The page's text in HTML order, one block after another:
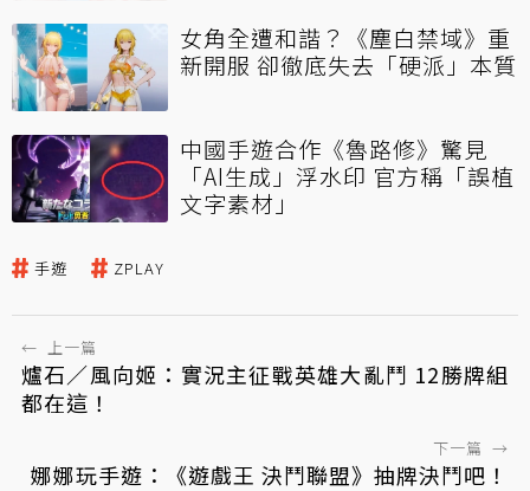
女角全遭和諧？《塵白禁域》重
新開服 卻徹底失去「硬派」本質
中國手遊合作《魯路修》驚見
「AI生成」浮水印 官方稱「誤植
文字素材」
手遊 ZPLAY
← 上一篇
爐石／風向姬：實況主征戰英雄大亂鬥 12勝牌組
都在這！
下一篇 →
娜娜玩手遊：《遊戲王 決鬥聯盟》抽牌決鬥吧！